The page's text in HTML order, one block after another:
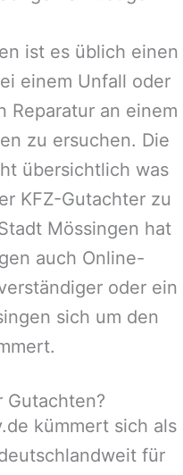
ist es üblich einen
einem Unfall oder
Reparatur an einem
zu ersuchen. Die
übersichtlich was
KFZ-Gutachter zu
Mössingen hat
auch Online-
oder ein
sich um den
Gutachten?
kümmert sich als
für